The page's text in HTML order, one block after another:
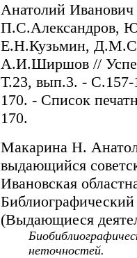
Анатолий
П.С.Александров,
Е.Н.Кузьмин,
А.И.Ширшов //
Т.23, вып.3. - С.157-
170. - Список
170.
Макарина Н.
выдающийся
Ивановская
(Выдающиеся
неточностей.